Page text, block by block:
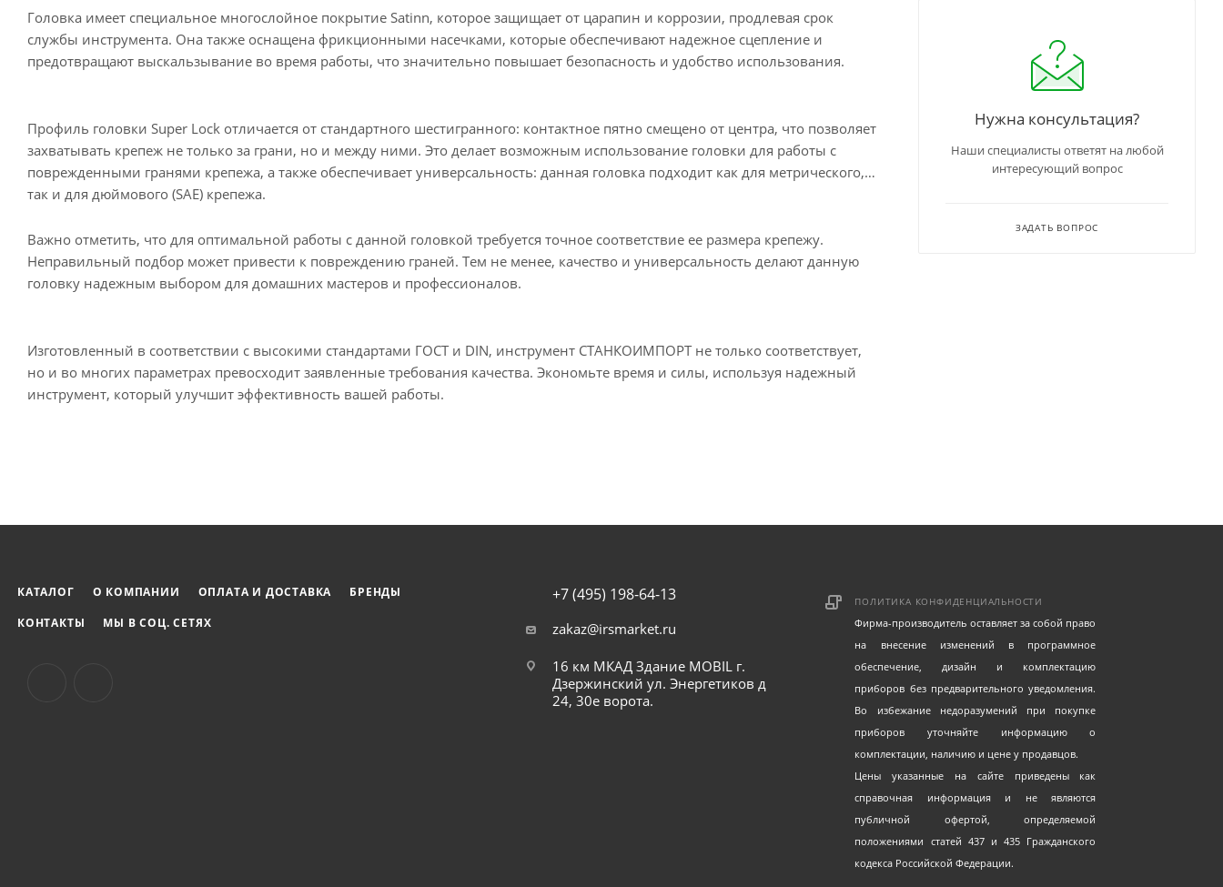
Головка имеет специальное многослойное покрытие Satinn, которое защищает от царапин и коррозии, продлевая срок
службы инструмента. Она также оснащена фрикционными насечками, которые обеспечивают надежное сцепление и
предотвращают выскальзывание во время работы, что значительно повышает безопасность и удобство использования.
Профиль головки Super Lock отличается от стандартного шестигранного: контактное пятно смещено от центра, что позволяет
захватывать крепеж не только за грани, но и между ними. Это делает возможным использование головки для работы с
поврежденными гранями крепежа, а также обеспечивает универсальность: данная головка подходит как для метрического,
так и для дюймового (SAE) крепежа.
Важно отметить, что для оптимальной работы с данной головкой требуется точное соответствие ее размера крепежу.
Неправильный подбор может привести к повреждению граней. Тем не менее, качество и универсальность делают данную
головку надежным выбором для домашних мастеров и профессионалов.
Изготовленный в соответствии с высокими стандартами ГОСТ и DIN, инструмент СТАНКОИМПОРТ не только соответствует,
но и во многих параметрах превосходит заявленные требования качества. Экономьте время и силы, используя надежный
инструмент, который улучшит эффективность вашей работы.
Нужна консультация?
Наши специалисты ответят на любой
интересующий вопрос
ЗАДАТЬ ВОПРОС
КАТАЛОГ О КОМПАНИИ ОПЛАТА И ДОСТАВКА
БРЕНДЫ
КОНТАКТЫ
МЫ В СОЦ. СЕТЯХ
+7 (495) 198-64-13
zakaz@irsmarket.ru
16 км МКАД Здание MOBIL г.
Дзержинский ул. Энергетиков д
24, 30е ворота.
ПОЛИТИКА КОНФИДЕНЦИАЛЬНОСТИ
Фирма-производитель оставляет за собой право
на внесение изменений в программное
обеспечение, дизайн и комплектацию
приборов без предварительного уведомления.
Во избежание недоразумений при покупке
приборов уточняйте информацию о
комплектации, наличию и цене у продавцов.
Цены указанные на сайте приведены как
справочная информация и не являются
публичной офертой, определяемой
положениями статей 437 и 435 Гражданского
кодекса Российской Федерации.